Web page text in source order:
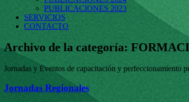
PUBLICACIONES 2023
SERVICIOS
CONTACTO
Archivo de la categoría:
Jornadas y Eventos de capacitación y perfeccionamiento
Jornadas Regionales